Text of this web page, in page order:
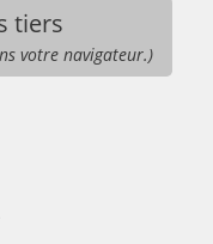
tiers
votre navigateur.)